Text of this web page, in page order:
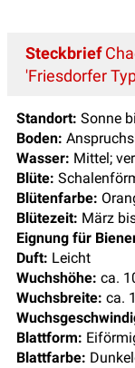
Steckbrief
'Friesdorfer
Standort: Sonne
Boden:
Wasser: Mittel;
Blüte:
Blütenfarbe:
Blütezeit: März
Eignung für
Duft: Leicht
Wuchshöhe: ca.
Wuchsbreite: ca.
Blattform:
Blattfarbe: